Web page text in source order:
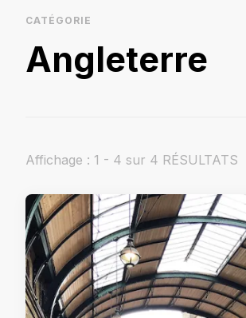
CATÉGORIE
Angleterre
Affichage : 1 - 4 sur 4 RÉSULTATS